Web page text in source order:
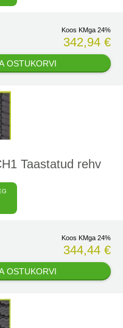
Koos KMga 24%
342,94 €
OSTUKORVI
Taastatud rehv
Koos KMga 24%
344,44 €
OSTUKORVI